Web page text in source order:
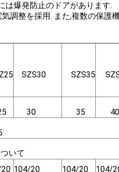
は爆発防止のドアがあります.
調整を採用. また,複数の保護
SZS30 SZS35
30 35
40
いて
104/20 104/20 104/